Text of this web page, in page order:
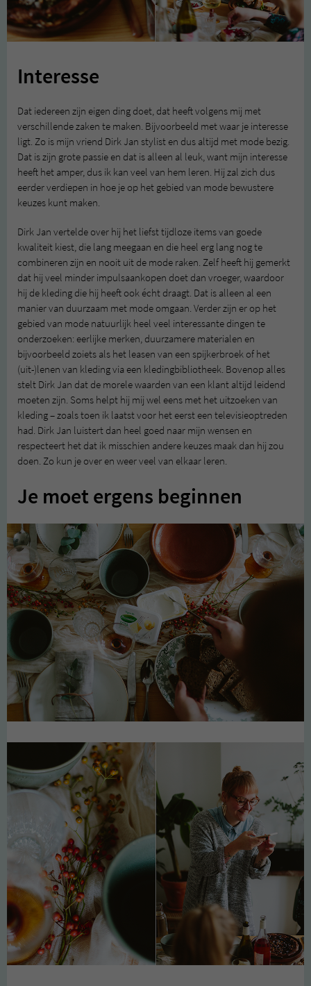
Interesse
Dat iedereen zijn eigen ding doet, dat heeft volgens mij met
verschillende zaken te maken. Bijvoorbeeld met waar je interesse
ligt. Zo is mijn vriend Dirk Jan stylist en dus altijd met mode bezig.
Dat is zijn grote passie en dat is alleen al leuk, want mijn interesse
heeft het amper, dus ik kan veel van hem leren. Hij zal zich dus
eerder verdiepen in hoe je op het gebied van mode bewustere
keuzes kunt maken.
Dirk Jan vertelde over hij het liefst tijdloze items van goede
kwaliteit kiest, die lang meegaan en die heel erg lang nog te
combineren zijn en nooit uit de mode raken. Zelf heeft hij gemerkt
dat hij veel minder impulsaankopen doet dan vroeger, waardoor
hij de kleding die hij heeft ook écht draagt. Dat is alleen al een
manier van duurzaam met mode omgaan. Verder zijn er op het
gebied van mode natuurlijk heel veel interessante dingen te
onderzoeken: eerlijke merken, duurzamere materialen en
bijvoorbeeld zoiets als het leasen van een spijkerbroek of het
(uit-)lenen van kleding via een kledingbibliotheek. Bovenop alles
stelt Dirk Jan dat de morele waarden van een klant altijd leidend
moeten zijn. Soms helpt hij mij wel eens met het uitzoeken van
kleding – zoals toen ik laatst voor het eerst een televisieoptreden
had. Dirk Jan luistert dan heel goed naar mijn wensen en
respecteert het dat ik misschien andere keuzes maak dan hij zou
doen. Zo kun je over en weer veel van elkaar leren.
Je moet ergens beginnen